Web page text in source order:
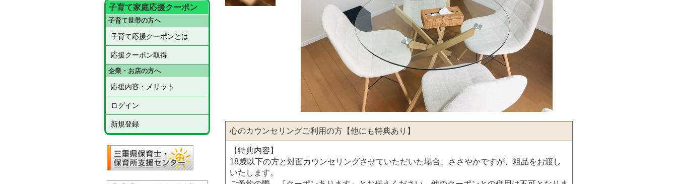
子育て家庭応援クーポン
子育て世帯の方へ
子育て応援クーポンとは
応援クーポン取得
企業・お店の方へ
応援内容・メリット
ログイン
新規登録
心のカウンセリングご利用の方【他にも特典あり】
【特典内容】
18歳以下の方と対面カウンセリングさせていただいた場合、ささやかですが、粗品をお渡し
いたします。